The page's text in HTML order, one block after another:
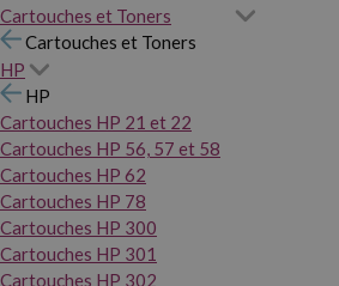
Cartouches et Toners
Cartouches et Toners
HP
HP
Cartouches HP 21 et 22
Cartouches HP 56, 57 et 58
Cartouches HP 62
Cartouches HP 78
Cartouches HP 300
Cartouches HP 301
Cartouches HP 302